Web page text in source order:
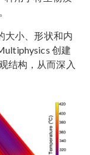
大小、形状和内
创建
结构，从而深入